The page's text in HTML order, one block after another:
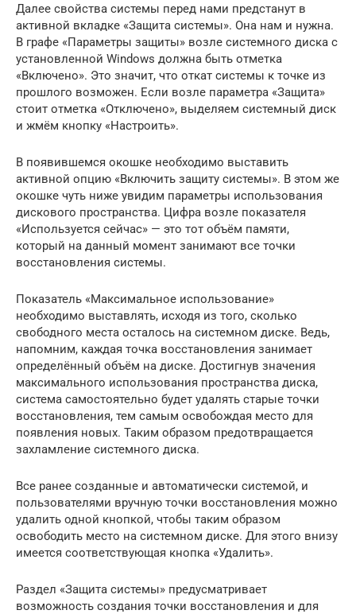
Далее свойства системы перед нами предстанут в
активной вкладке «Защита системы». Она нам и нужна.
В графе «Параметры защиты» возле системного диска с
установленной Windows должна быть отметка
«Включено». Это значит, что откат системы к точке из
прошлого возможен. Если возле параметра «Защита»
стоит отметка «Отключено», выделяем системный диск
и жмём кнопку «Настроить».
В появившемся окошке необходимо выставить
активной опцию «Включить защиту системы». В этом же
окошке чуть ниже увидим параметры использования
дискового пространства. Цифра возле показателя
«Используется сейчас» — это тот объём памяти,
который на данный момент занимают все точки
восстановления системы.
Показатель «Максимальное использование»
необходимо выставлять, исходя из того, сколько
свободного места осталось на системном диске. Ведь,
напомним, каждая точка восстановления занимает
определённый объём на диске. Достигнув значения
максимального использования пространства диска,
система самостоятельно будет удалять старые точки
восстановления, тем самым освобождая место для
появления новых. Таким образом предотвращается
захламление системного диска.
Все ранее созданные и автоматически системой, и
пользователями вручную точки восстановления можно
удалить одной кнопкой, чтобы таким образом
освободить место на системном диске. Для этого внизу
имеется соответствующая кнопка «Удалить».
Раздел «Защита системы» предусматривает
возможность создания точки восстановления и для